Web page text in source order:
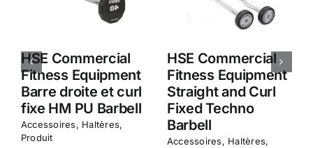
HSE Commercial
Fitness Equipment
Barre droite et curl
fixe HM PU Barbell
Accessoires, Haltères,
Produit
HSE Commercial
Fitness Equipment
Straight and Curl
Fixed Techno
Barbell
Accessoires, Haltères,